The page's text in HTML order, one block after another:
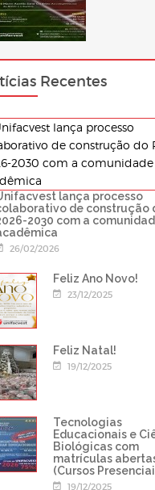
Recentes
lança processo
de construção
2030 com a
26/02/2026
Feliz Ano Novo!
23/12/2025
Feliz Natal!
19/12/2025
Tecnologias
Educacionais e
Biológicas com
matrículas
(Cursos
19/12/2025